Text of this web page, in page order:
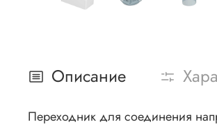
Описание
Переходник для соединения